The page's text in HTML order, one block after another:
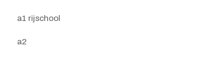
a1 rijschool
a2